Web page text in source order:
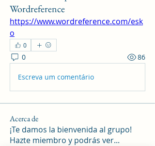
Wordreference
https://www.wordreference.com/esk
o
0
0 86
Escreva um comentário
Acerca de
¡Te damos la bienvenida al grupo!
Hazte miembro y podrás ver...